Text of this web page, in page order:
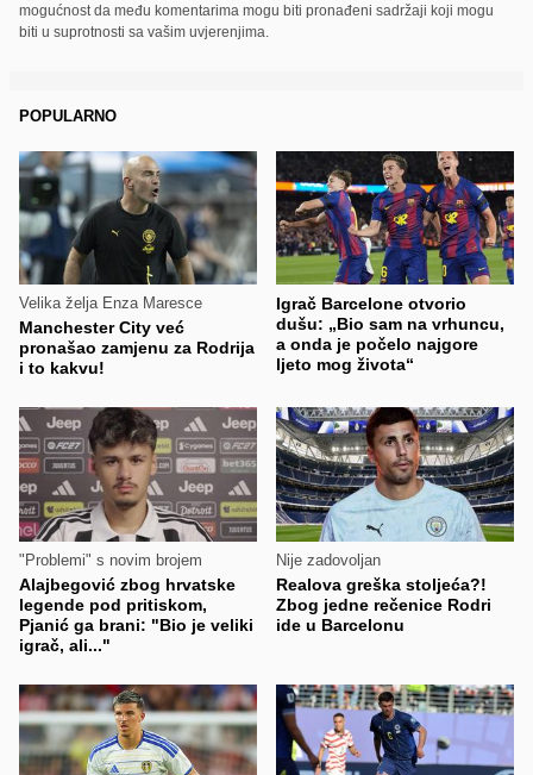
mogućnost da među komentarima mogu biti pronađeni sadržaji koji mogu
biti u suprotnosti sa vašim uvjerenjima.
POPULARNO
Velika želja Enza Maresce
Manchester City već
pronašao zamjenu za Rodrija
i to kakvu!
Igrač Barcelone otvorio
dušu: „Bio sam na vrhuncu,
a onda je počelo najgore
ljeto mog života“
"Problemi" s novim brojem
Alajbegović zbog hrvatske
legende pod pritiskom,
Pjanić ga brani: "Bio je veliki
igrač, ali..."
Nije zadovoljan
Realova greška stoljeća?!
Zbog jedne rečenice Rodri
ide u Barcelonu